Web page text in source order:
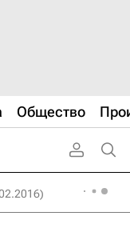
Общество